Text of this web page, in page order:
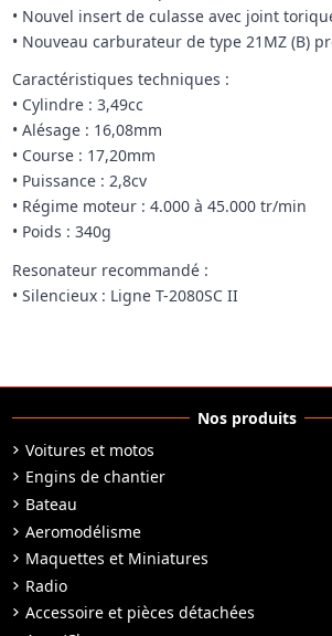
• Nouvel insert de culasse avec joint
• Nouveau carburateur de type 21MZ (B)
Caractéristiques techniques :
• Cylindre : 3,49cc
• Alésage : 16,08mm
• Course : 17,20mm
• Puissance : 2,8cv
• Régime moteur : 4.000 à 45.000 tr/min
• Poids : 340g
Resonateur recommandé :
• Silencieux : Ligne T-2080SC II
Nos produits
Voitures et motos
Engins de chantier
Bateau
Aeromodélisme
Maquettes et Miniatures
Radio
Accessoire et pièces détachées